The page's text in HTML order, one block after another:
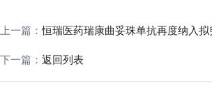
上一篇：恒瑞医药瑞康曲妥珠单抗再度纳入
下一篇： 返回列表